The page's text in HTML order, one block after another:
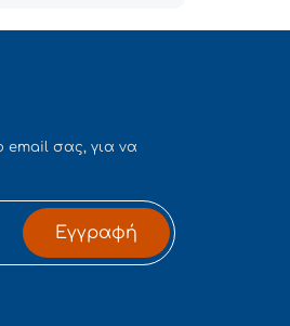
email σας, για να
Εγγραφή